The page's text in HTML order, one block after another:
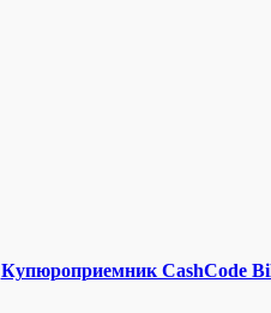
Купюроприемник CashCode